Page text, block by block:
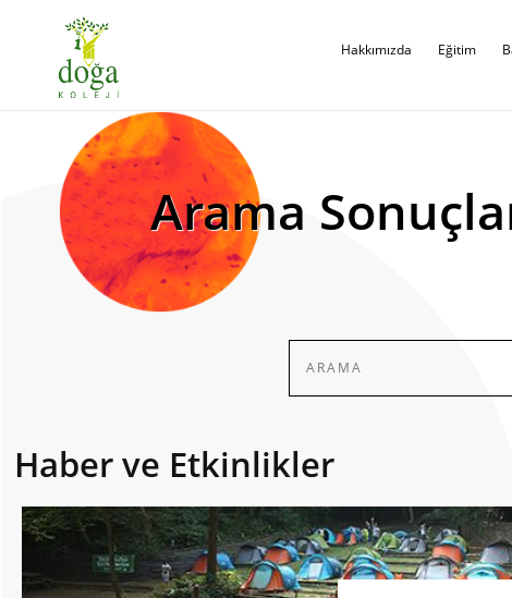
Hakkımızda Eğitim
Arama
Haber ve Etkinlikler